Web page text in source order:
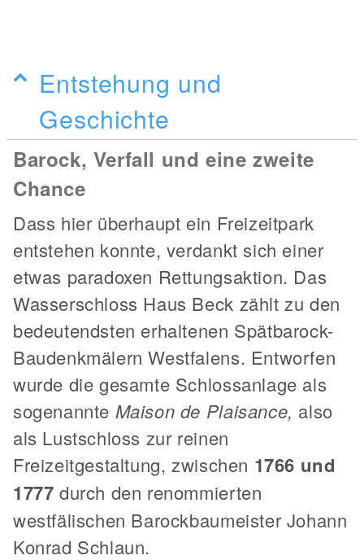
Entstehung und
Geschichte
Barock, Verfall und eine zweite
Chance
Dass hier überhaupt ein Freizeitpark
entstehen konnte, verdankt sich einer
etwas paradoxen Rettungsaktion. Das
Wasserschloss Haus Beck zählt zu den
bedeutendsten erhaltenen Spätbarock-
Baudenkmälern Westfalens. Entworfen
wurde die gesamte Schlossanlage als
sogenannte Maison de Plaisance, also
als Lustschloss zur reinen
Freizeitgestaltung, zwischen 1766 und
1777 durch den renommierten
westfälischen Barockbaumeister Johann
Konrad Schlaun.